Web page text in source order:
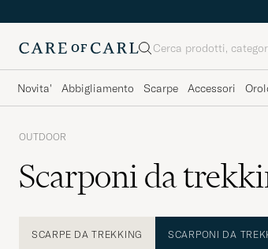
Cerca
Novita' Abbigliamento Scarpe Accessori
OUTDOOR
Scarponi da
SCARPE DA TREKKING SCARPONI DA